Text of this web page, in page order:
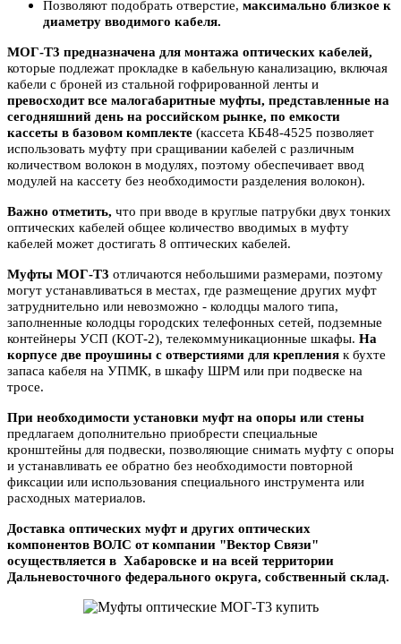
Позволяют подобрать отверстие, максимально близкое к
диаметру вводимого кабеля.
МОГ-Т3 предназначена для монтажа оптических кабелей,
которые подлежат прокладке в кабельную канализацию, включая
кабели с броней из стальной гофрированной ленты и
превосходит все малогабаритные муфты, представленные на
сегодняшний день на российском рынке, по емкости
кассеты в базовом комплекте (кассета КБ48-4525 позволяет
использовать муфту при сращивании кабелей с различным
количеством волокон в модулях, поэтому обеспечивает ввод
модулей на кассету без необходимости разделения волокон).
Важно отметить, что при вводе в круглые патрубки двух тонких
оптических кабелей общее количество вводимых в муфту
кабелей может достигать 8 оптических кабелей.
Муфты МОГ-Т3 отличаются небольшими размерами, поэтому
могут устанавливаться в местах, где размещение других муфт
затруднительно или невозможно - колодцы малого типа,
заполненные колодцы городских телефонных сетей, подземные
контейнеры УСП (КОТ-2), телекоммуникационные шкафы. На
корпусе две проушины с отверстиями для крепления к бухте
запаса кабеля на УПМК, в шкафу ШРМ или при подвеске на
тросе.
При необходимости установки муфт на опоры или стены
предлагаем дополнительно приобрести специальные
кронштейны для подвески, позволяющие снимать муфту с опоры
и устанавливать ее обратно без необходимости повторной
фиксации или использования специального инструмента или
расходных материалов.
Доставка оптических муфт и других оптических
компонентов ВОЛС от компании "Вектор Связи"
осуществляется в Хабаровске и на всей территории
Дальневосточного федерального округа, собственный склад.